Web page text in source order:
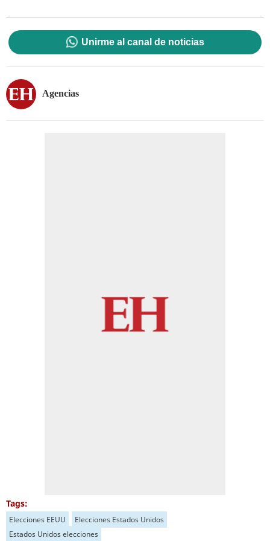
Unirme al canal de noticias
Agencias
Tags:
Elecciones EEUU
Elecciones Estados Unidos
Estados Unidos elecciones